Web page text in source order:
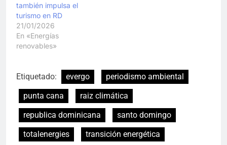
también impulsa el
turismo en RD
21/01/2026
En «Energías
renovables»
Etiquetado: evergo
periodismo ambiental
punta cana
raiz climática
republica dominicana
santo domingo
totalenergies
transición energética